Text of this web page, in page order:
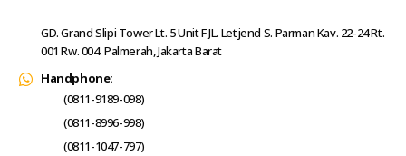
GD. Grand Slipi Tower Lt. 5 Unit F JL. Letjend S. Parman Kav. 22-24 Rt.
001 Rw. 004. Palmerah, Jakarta Barat
Handphone:
(0811-9189-098)
(0811-8996-998)
(0811-1047-797)